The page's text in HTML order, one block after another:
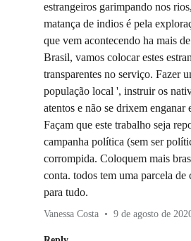
estrangeiros garimpando nos
matança de indios é pela
que vem acontecendo ha mais
Brasil, vamos colocar estes
transparentes no serviço. Fazer
população local ', instruir os
atentos e não se drixem enganar
Façam que este trabalho seja
campanha política (sem ser
corrompida. Coloquem mais
conta. todos tem uma parcela
para tudo.
Vanessa Costa 9 de agosto de